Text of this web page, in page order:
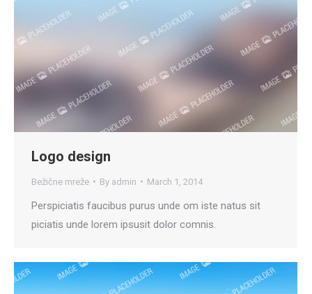
Logo design
Bežične mreže By admin March 1, 2014
Perspiciatis faucibus purus unde om iste natus sit
piciatis unde lorem ipsusit dolor comnis.